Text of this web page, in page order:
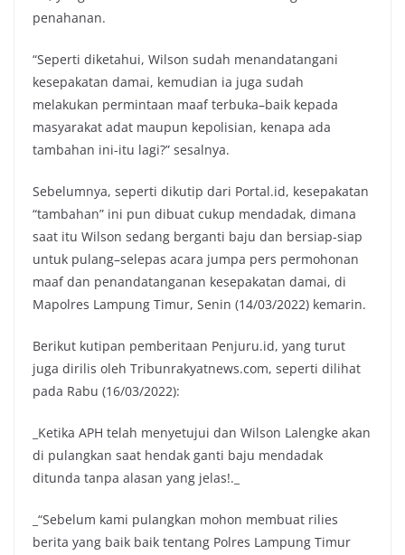
penahanan.
“Seperti diketahui, Wilson sudah menandatangani
kesepakatan damai, kemudian ia juga sudah
melakukan permintaan maaf terbuka–baik kepada
masyarakat adat maupun kepolisian, kenapa ada
tambahan ini-itu lagi?” sesalnya.
Sebelumnya, seperti dikutip dari Portal.id, kesepakatan
“tambahan” ini pun dibuat cukup mendadak, dimana
saat itu Wilson sedang berganti baju dan bersiap-siap
untuk pulang–selepas acara jumpa pers permohonan
maaf dan penandatanganan kesepakatan damai, di
Mapolres Lampung Timur, Senin (14/03/2022) kemarin.
Berikut kutipan pemberitaan Penjuru.id, yang turut
juga dirilis oleh Tribunrakyatnews.com, seperti dilihat
pada Rabu (16/03/2022):
_Ketika APH telah menyetujui dan Wilson Lalengke akan
di pulangkan saat hendak ganti baju mendadak
ditunda tanpa alasan yang jelas!._
_“Sebelum kami pulangkan mohon membuat rilies
berita yang baik baik tentang Polres Lampung Timur